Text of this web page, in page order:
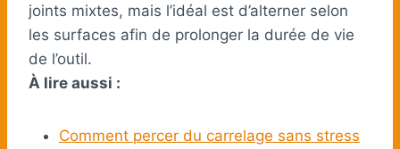
joints mixtes, mais l’idéal est d’alterner selon
les surfaces afin de prolonger la durée de vie
de l’outil.
À lire aussi :
Comment percer du carrelage sans stress